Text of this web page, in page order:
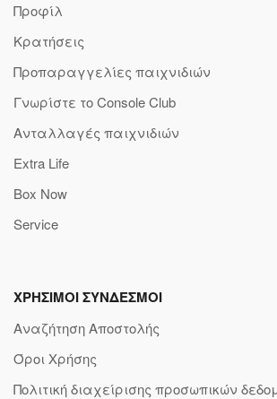
Προφίλ
Κρατήσεις
Προπαραγγελίες παιχνιδιών
Γνωρίστε το Console Club
Ανταλλαγές παιχνιδιών
Extra Life
Box Now
Service
ΧΡΗΣΙΜΟΙ ΣΥΝΔΕΣΜΟΙ
Αναζήτηση Αποστολής
Όροι Χρήσης
Πολιτική διαχείρισης προσωπικών